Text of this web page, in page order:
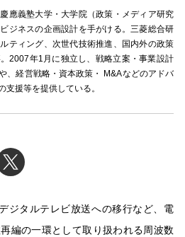
應義塾大学・大学院（政策・メディア研究
ジネスの企画設計を手がける。三菱総合研
ティング、次世代技術推進、国内外の政策
2007年1月に独立し、戦略立案・事業設計
、経営戦略・資本政策・ M&Aなどのアドバ
支援等を提供している。
ジタルテレビ放送への移行など、電
編の一環として取り扱われる周波数